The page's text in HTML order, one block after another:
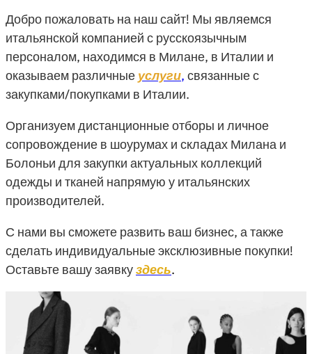
Добро пожаловать на наш сайт! Мы являемся
итальянской компанией с русскоязычным
персоналом, находимся в Милане, в Италии и
оказываем различные услуги, связанные с
закупками/покупками в Италии.
Организуем дистанционные отборы и личное
сопровождение в шоурумах и складах Милана и
Болоньи для закупки актуальных коллекций
одежды и тканей напрямую у итальянских
производителей.
С нами вы сможете развить ваш бизнес, а также
сделать индивидуальные эксклюзивные покупки!
Оставьте вашу заявкуздесь.